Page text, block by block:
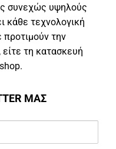
συνεχώς υψηλούς
κάθε τεχνολογική
την
τη κατασκευή
ΜΑΣ